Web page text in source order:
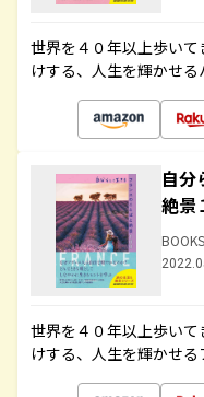
世界を４０年以上歩い
けする、人生を輝かせ
自分
絶景
世界を４０年以上歩い
けする、人生を輝かせ